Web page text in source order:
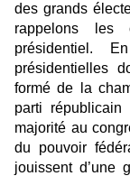
des grands
rappelons les
présidentiel.
présidentielles
formé de la
parti républicain
majorité au
du pouvoir
jouissent d’une